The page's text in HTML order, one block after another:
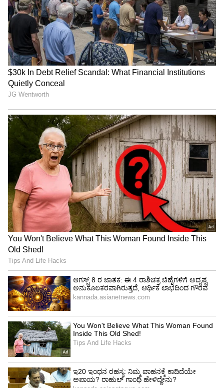
ಹೊಸಕೋಟೆಯಲ್ಲಿ ಭೀಕರ ಅಪಘಾತ: BMTC ಬಸ್
ಡಿಕ್ಕಿಗೆ ಒಂದೇ ಕುಟುಂಬದ ಮೂವರು ಸಾವು!
ಬೆಂಗಳೂರಿಗೆ ಬಂತು BMTC 'ಚಕ್ರ': ಲಕ್ಷಾಂತರ ಮಂದಿ
ವರ್ಷಗಳ ಕನಸು ನನಸಾಯ್ತು- ರೂಟ್​ ಹೀಗಿದೆ
3
3
Image Credit : Asianet News
ವಿಸ್ತಾರ ಪಾಸ್ ಬೆಲೆ ಎಷ್ಟು?
ವಿಸ್ತಾರ ವ್ಯಾಪ್ತಿಯ ಮಾರ್ಗದಲ್ಲಿ ಪ್ರಯಾಣಿಸುವ ಪ್ರಯಾಣಿಕರ
ಅನುಕೂಲಕ್ಕಾಗಿ ಜೂ. 2ರಿಂದ ಸಾಮಾನ್ಯ ವಿಸ್ತಾರ ದೈನಿಕ,
ಸಾಪ್ತಾಹಿಕ ಮತ್ತು ಮಾಸಿಕ ಪಾಸ್‌ಗಳನ್ನು ಪರಿಚಯಿಸಲಾಗಿದೆ.
ಪ್ರಸ್ತುತ 1819 ಮಾರ್ಗಗಳಲ್ಲಿ 6295 ಅನುಸೂಚಿಗಳನ್ನು
ಕಾರ್ಯಾಚರಣೆ ಮಾಡಲಾಗುತ್ತಿದ್ದು, ಅವುಗಳಲ್ಲಿ 96
ಮಾರ್ಗಗಳ 216 ಅನುಸೂಚಿಗಳು ವಿಸ್ತಾರ ವ್ಯಾಪ್ತಿಯಲ್ಲಿ ಸೇವೆ
ನೀಡುತ್ತಿವೆ ಎಂದು ಬಿಎಂಟಿಸಿ ಪ್ರಕಟಣೆಯಲ್ಲಿ ತಿಳಿಸಿದೆ.
ಈ ಸಾಮಾನ್ಯ ವಿಸ್ತಾರ ದೈನಿಕ ಪಾಸುಗಳ ಬೆಲೆ 120 ರು.,
ಸಾಮಾನ್ಯ ವಿಸ್ತಾರ ಮಾಸಿಕ ಪಾಸು ದರ 550 ರು., ಸಾಮಾನ್ಯ
ಮಾಸಿಕ ಪಾಸು 1200 ಹಾಗೂ ಸಾಮಾನ್ಯ ವಿಸ್ತಾರ ಮಾಸಿಕ
ಪಾಸು 1500 ರು. ನಿಗದಿ ಮಾಡಲಾಗಿದೆ.